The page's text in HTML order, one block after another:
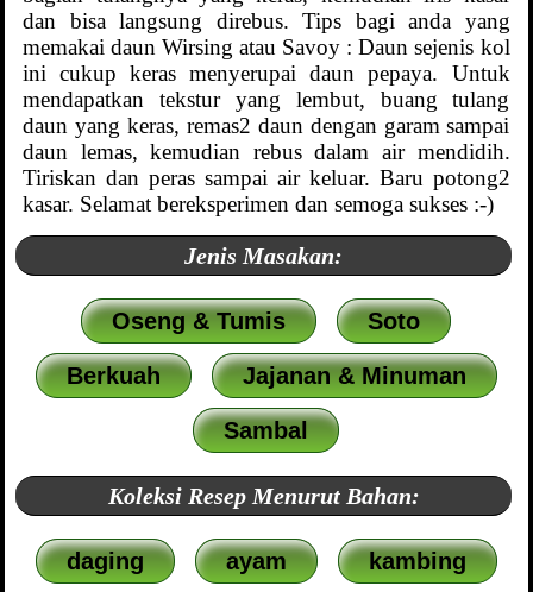
dan bisa langsung direbus. Tips bagi anda yang
memakai daun Wirsing atau Savoy : Daun sejenis kol
ini cukup keras menyerupai daun pepaya. Untuk
mendapatkan tekstur yang lembut, buang tulang
daun yang keras, remas2 daun dengan garam sampai
daun lemas, kemudian rebus dalam air mendidih.
Tiriskan dan peras sampai air keluar. Baru potong2
kasar. Selamat bereksperimen dan semoga sukses :-)
Jenis Masakan:
Oseng & Tumis Soto
Berkuah Jajanan & Minuman
Sambal
Koleksi Resep Menurut Bahan:
daging ayam kambing